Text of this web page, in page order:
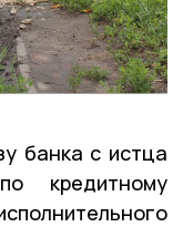
банка с истца
кредитному